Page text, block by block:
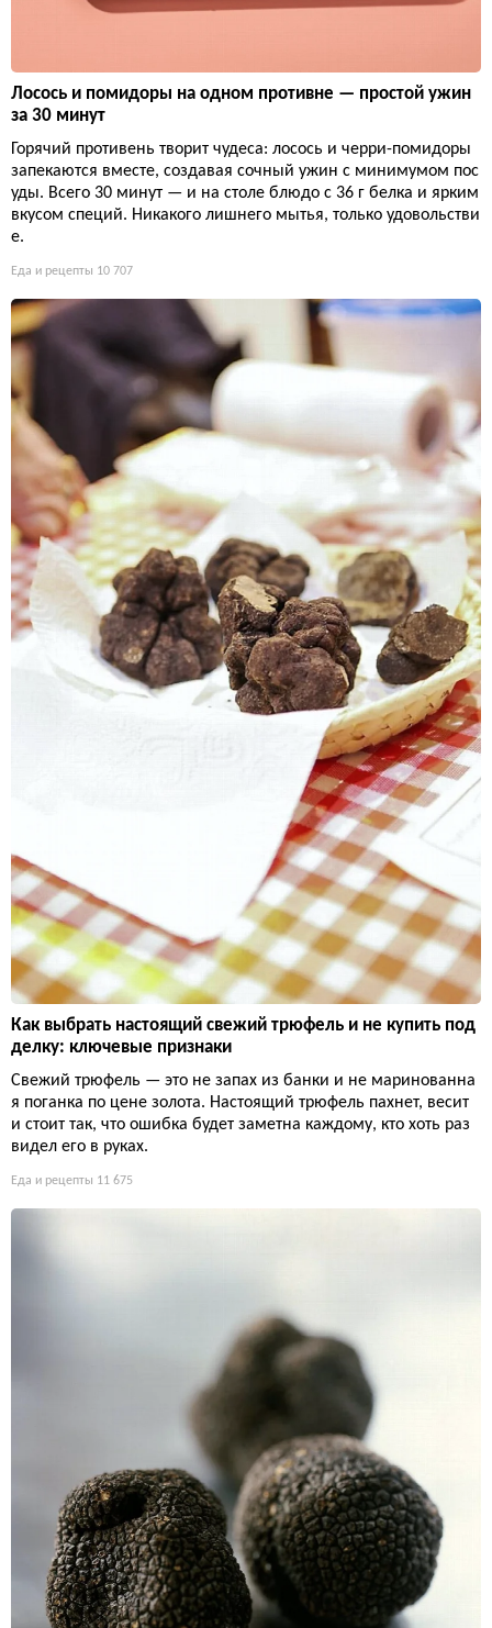
Лосось и помидоры на одном противне — простой ужин
за 30 минут
Горячий противень творит чудеса: лосось и черри-помидоры
запекаются вместе, создавая сочный ужин с минимумом пос
уды. Всего 30 минут — и на столе блюдо с 36 г белка и ярким
вкусом специй. Никакого лишнего мытья, только удовольстви
е.
Еда и рецепты 10 707
Как выбрать настоящий свежий трюфель и не купить под
делку: ключевые признаки
Свежий трюфель — это не запах из банки и не маринованна
я поганка по цене золота. Настоящий трюфель пахнет, весит
и стоит так, что ошибка будет заметна каждому, кто хоть раз
видел его в руках.
Еда и рецепты 11 675